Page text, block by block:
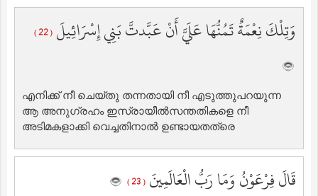
وَتِلْكَ نِعْمَةٌ تَمُنُّهَا عَلَيَّ أَنْ عَبَّدتَّ بَنِي إِسْرَائِيلَ ( 22 )
എനിക്ക് നീ ചെയ്തു തന്നതായി നീ എടുത്തുപറയുന്ന
ആ അനുഗ്രഹം ഇസ്രായീല്‍സന്തതികളെ നീ
അടിമകളാക്കി വെച്ചതിനാല്‍ ഉണ്ടായതത്രെ
قَالَ فِرْعَوْنُ وَمَا رَبُّ الْعَالَمِينَ ( 23 )